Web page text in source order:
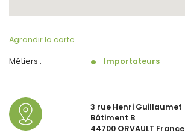
Agrandir la carte
Métiers : Importateurs
3 rue Henri Guillaumet
Bâtiment B
44700 ORVAULT France